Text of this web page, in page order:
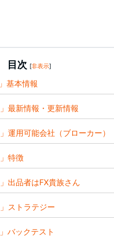
目次 [非表示]
基本情報
最新情報・更新情報
用可能会社（ブローカー）
特徴
出品者はFX貴族さん
ストラテジー
バックテスト